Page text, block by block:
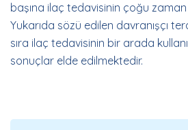
başına ilaç tedavisinin çoğu zaman
Yukarıda sözü edilen davranışçı
sıra ilaç tedavisinin bir arada
sonuçlar elde edilmektedir.